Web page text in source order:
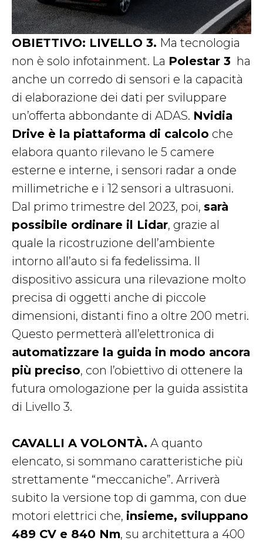
OBIETTIVO: LIVELLO 3. Ma tecnologia
non è solo infotainment. La Polestar 3 ha
anche un corredo di sensori e la capacità
di elaborazione dei dati per sviluppare
un’offerta abbondante di ADAS. Nvidia
Drive è la piattaforma di calcolo che
elabora quanto rilevano le 5 camere
esterne e interne, i sensori radar a onde
millimetriche e i 12 sensori a ultrasuoni.
Dal primo trimestre del 2023, poi, sarà
possibile ordinare il Lidar, grazie al
quale la ricostruzione dell’ambiente
intorno all’auto si fa fedelissima. Il
dispositivo assicura una rilevazione molto
precisa di oggetti anche di piccole
dimensioni, distanti fino a oltre 200 metri.
Questo permetterà all’elettronica di
automatizzare la guida in modo ancora
più preciso, con l’obiettivo di ottenere la
futura omologazione per la guida assistita
di Livello 3.
CAVALLI A VOLONTÀ. A quanto
elencato, si sommano caratteristiche più
strettamente “meccaniche”. Arriverà
subito la versione top di gamma, con due
motori elettrici che, insieme, sviluppano
489 CV e 840 Nm, su architettura a 400